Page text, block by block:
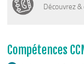
Découvrez
Compétences